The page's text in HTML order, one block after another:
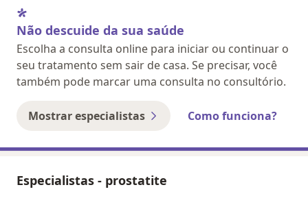
Não descuide da sua saúde
Escolha a consulta online para iniciar ou continuar o
seu tratamento sem sair de casa. Se precisar, você
também pode marcar uma consulta no consultório.
Mostrar especialistas Como funciona?
Especialistas - prostatite